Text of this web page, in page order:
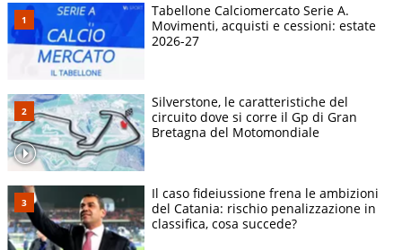
Tabellone Calciomercato Serie A.
Movimenti, acquisti e cessioni: estate
2026-27
Silverstone, le caratteristiche del
circuito dove si corre il Gp di Gran
Bretagna del Motomondiale
Il caso fideiussione frena le ambizioni
del Catania: rischio penalizzazione in
classifica, cosa succede?